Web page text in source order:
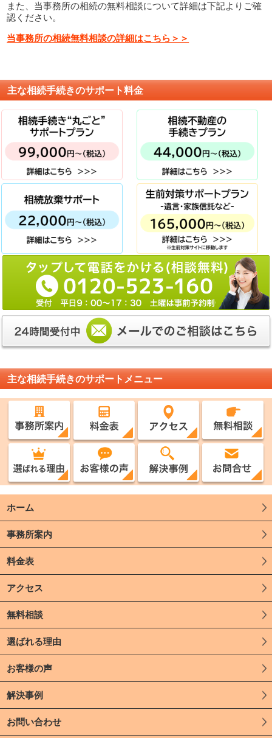
また、当事務所の相続の無料相談について詳細は下記よりご確
認ください。
当事務所の相続無料相談の詳細はこちら＞＞
主な相続手続きのサポート料金
主な相続手続きのサポートメニュー
ホーム
事務所案内
料金表
アクセス
無料相談
選ばれる理由
お客様の声
解決事例
お問い合わせ